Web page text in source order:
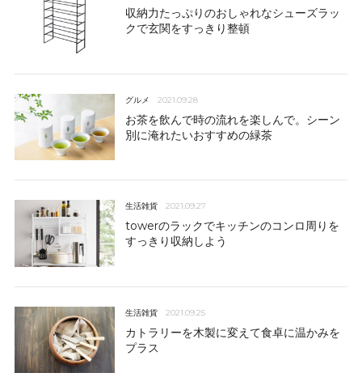
収納力たっぷりのおしゃれなシューズラッ
クで玄関をすっきり整頓
グルメ 2021.09.28
お茶を飲んで時の流れを楽しんで。シーン
別に淹れたいおすすめの緑茶
生活雑貨 2021.09.27
towerのラックでキッチンのコンロ周りを
すっきり収納しよう
生活雑貨 2021.09.25
カトラリーを木製に変えて食卓に温かみを
プラス